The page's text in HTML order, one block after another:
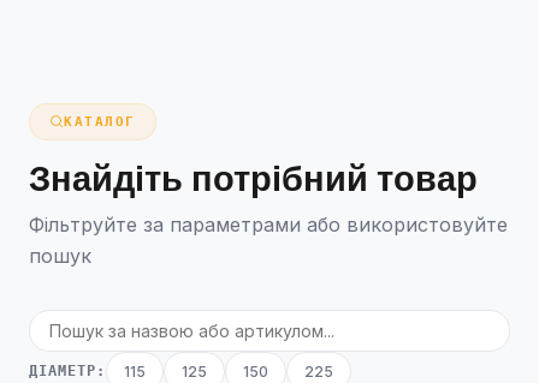
КАТАЛОГ
Знайдіть потрібний товар
Фільтруйте за параметрами або використовуйте
пошук
ДІАМЕТР: 115 125 150 225